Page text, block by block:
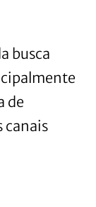
busca
de
canais